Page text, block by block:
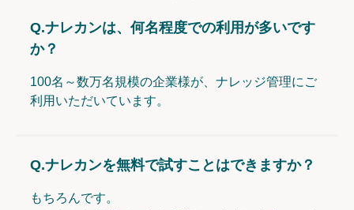
Q.ナレカンは、何名程度での利用が多いです
か？
100名～数万名規模の企業様が、ナレッジ管理にご
利用いただいています。
Q.ナレカンを無料で試すことはできますか？
もちろんです。